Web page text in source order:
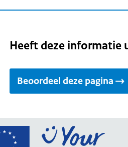
Heeft deze informatie
Beoordeel deze pagina
Ga